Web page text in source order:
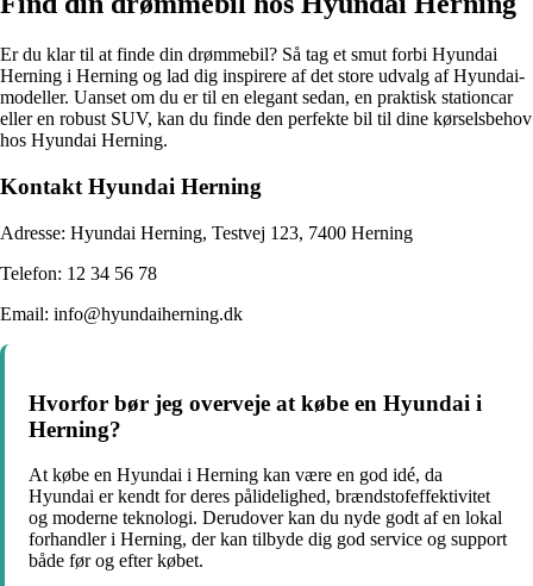
Er du klar til at finde din drømmebil? Så tag et smut forbi Hyundai
Herning i Herning og lad dig inspirere af det store udvalg af Hyundai-
modeller. Uanset om du er til en elegant sedan, en praktisk stationcar
eller en robust SUV, kan du finde den perfekte bil til dine kørselsbehov
hos Hyundai Herning.
Kontakt Hyundai Herning
Adresse: Hyundai Herning, Testvej 123, 7400 Herning
Telefon: 12 34 56 78
Email: info@hyundaiherning.dk
Hvorfor bør jeg overveje at købe en Hyundai i
Herning?
At købe en Hyundai i Herning kan være en god idé, da
Hyundai er kendt for deres pålidelighed, brændstofeffektivitet
og moderne teknologi. Derudover kan du nyde godt af en lokal
forhandler i Herning, der kan tilbyde dig god service og support
både før og efter købet.